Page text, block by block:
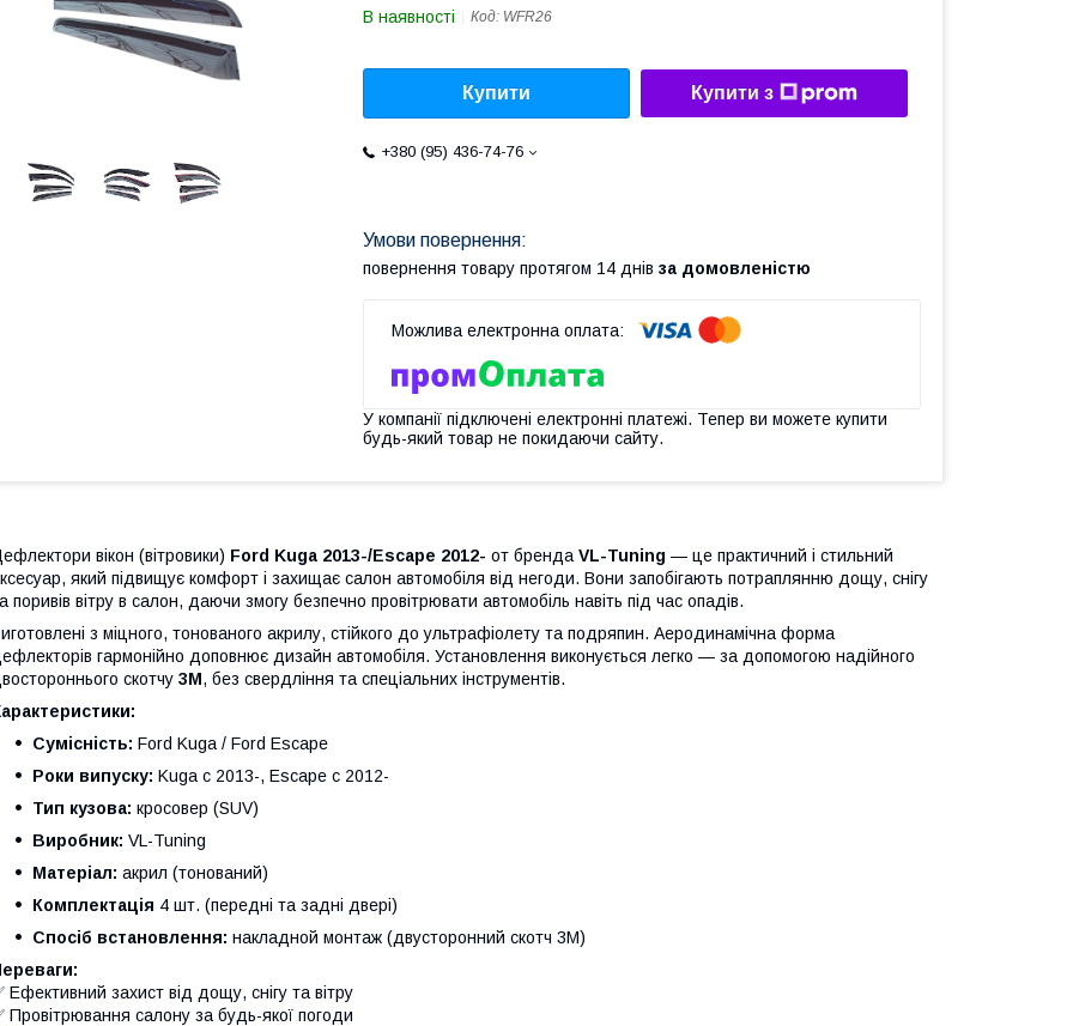
В наявності Код: WFR26
Купити Купити з
+380 (95) 436-74-76
повернення товару протягом 14 днів за домовленістю
У компанії підключені електронні платежі. Тепер ви можете купити
будь-який товар не покидаючи сайту.
вікон (вітровики) Ford Kuga 2013-/Escape 2012- от бренда VL-Tuning — це практичний і стильний
який підвищує комфорт і захищає салон автомобіля від негоди. Вони запобігають потраплянню дощу, снігу
поривів вітру в салон, даючи змогу безпечно провітрювати автомобіль навіть під час опадів.
з міцного, тонованого акрилу, стійкого до ультрафіолету та подряпин. Аеродинамічна форма
гармонійно доповнює дизайн автомобіля. Установлення виконується легко — за допомогою надійного
скотчу 3M, без свердління та спеціальних інструментів.
Сумісність: Ford Kuga / Ford Escape
Роки випуску: Kuga с 2013-, Escape с 2012-
Тип кузова: кросовер (SUV)
Виробник: VL-Tuning
Матеріал: акрил (тонований)
Комплектація 4 шт. (передні та задні двері)
Спосіб встановлення: накладной монтаж (двусторонний скотч 3M)
Ефективний захист від дощу, снігу та вітру
Провітрювання салону за будь-якої погоди